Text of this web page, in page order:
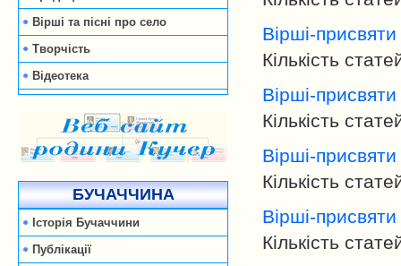
Вірші та пісні про село
Творчість
Відеотека
БУЧАЧЧИНА
Історія Бучаччини
Публікації
Вірші-
Кількість
Вірші-присвяти
Кількість
Вірші-присвяти
Кількість
Вірші-
Кількість